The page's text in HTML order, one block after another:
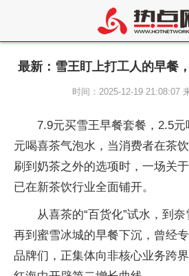
最新：雪王盯上打工人的早餐
时间：2025-12-19 21:08:07
7.9元买雪王早餐套餐，2.5
元喝喜茶气泡水，当消费者在茶
刷到奶茶之外的选项时，一场关
已在新茶饮行业全面铺开。
从喜茶的“百货化”试水，到
再到蜜雪冰城的早餐下沉，曾经
品牌们，正集体向非核心业务跨